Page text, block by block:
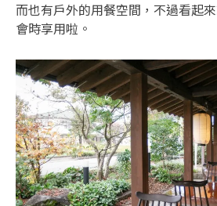
而也有戶外的用餐空間，不過看起
會時享用啦。